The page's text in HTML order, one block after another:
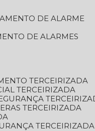
DE ALARME
DE ALARMES
TERCEIRIZADA
TERCEIRIZADA
TERCEIRIZADA
TERCEIRIZADA